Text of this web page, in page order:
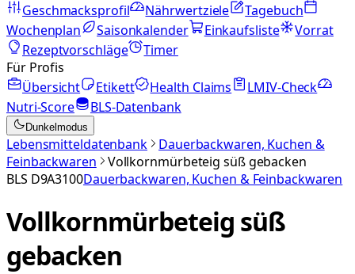
Geschmacksprofil
Nährwertziele
Tagebuch
Wochenplan
Saisonkalender Einkaufsliste
Vorrat
Rezeptvorschläge
Timer
Für Profis
Übersicht
Etikett Health Claims
LMIV-Check
Nutri-Score
BLS-Datenbank
Dunkelmodus
Lebensmitteldatenbank
Dauerbackwaren, Kuchen &
Feinbackwaren
Vollkornmürbeteig süß gebacken
BLS D9A3100Dauerbackwaren, Kuchen & Feinbackwaren
Vollkornmürbeteig süß
gebacken